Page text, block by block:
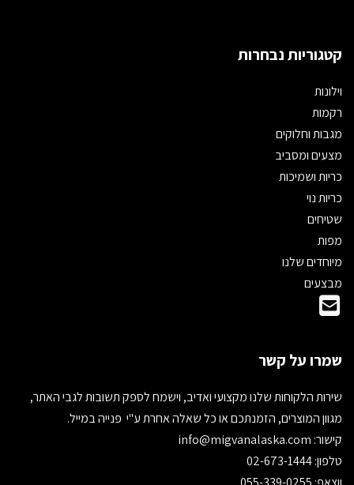
קטגוריות נבחרות
וילונות
רקמות
מגבות וחלוקים
מצעים ומסביב
כריות ושמיכות
כריות נוי
שטיחים
מפות
מיוחדים שלנו
מבצעים
שמרו על קשר
שירות הלקוחות שלנו מקצועי ואדיב, וישמח לספק תשובות לגבי האתר,
מגוון המוצרים, הזמנתכם או כל שאלה אחרת ע"י פנייה במייל.
קישור:
טלפון: 02-673-1444